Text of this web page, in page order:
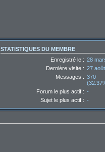
STATISTIQUES DU MEMBRE
Enregistré le : 28
Dernière visite : 27
Messages : 370
Forum le plus actif : -
Sujet le plus actif : -